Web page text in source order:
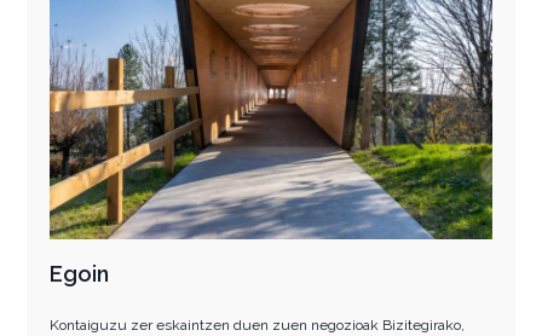
Egoin
Kontaiguzu zer eskaintzen duen zuen negozioak Bizitegirako,